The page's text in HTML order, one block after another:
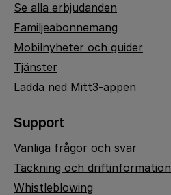
Se alla erbjudanden
Familjeabonnemang
Mobilnyheter och guider
Tjänster
Ladda ned Mitt3-appen
Support
Vanliga frågor och svar
Täckning och driftinformation
Whistleblowing